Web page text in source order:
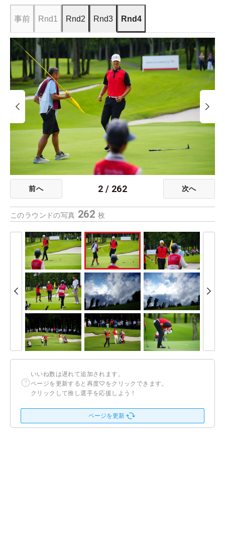
事前 Rnd1 Rnd2 Rnd3 Rnd4
前へ 2 / 262 次へ
このラウンドの写真 262 枚
いいね数は遅れて追加されます。
ページを更新すると再度♡をクリックできます。
クリックして推し選手を応援しよう！
ページを更新